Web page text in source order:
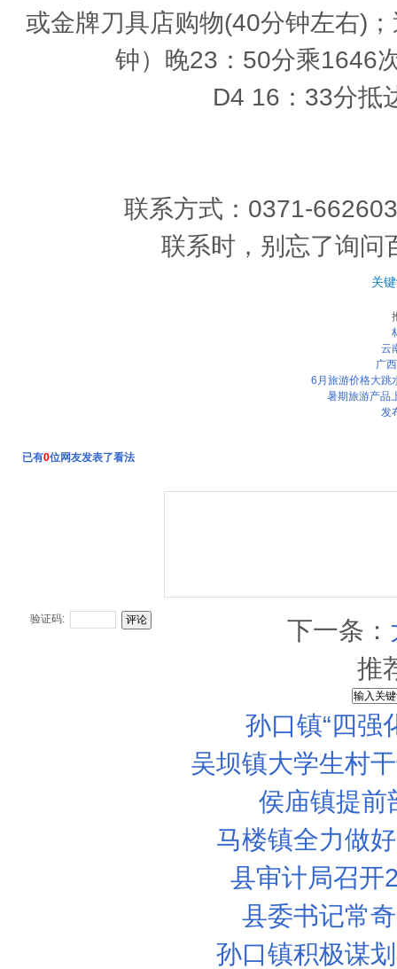
或金牌刀具店购物(40分钟左右)
钟）晚23：50分乘1646
D4 16：33分抵
联系方式：0371-
联系时，别忘了询问
关
云
广
6月旅游价格大跳
暑期旅游产品
发
已有0位网友发表了看法
验证码: 下一条：
推
孙口镇“四强
吴坝镇大学生村
侯庙镇提前
马楼镇全力做
县审计局召开
县委书记常
孙口镇积极谋